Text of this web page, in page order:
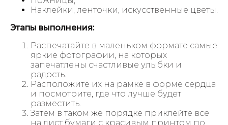
Наклейки, ленточки, искусственные цветы.
Этапы выполнения:
Распечатайте в маленьком формате самые
яркие фотографии, на которых
запечатлены счастливые улыбки и
радость.
Расположите их на рамке в форме сердца
и посмотрите, где что лучше будет
разместить.
Затем в таком же порядке приклейте все
на лист бумаги с красивым принтом по